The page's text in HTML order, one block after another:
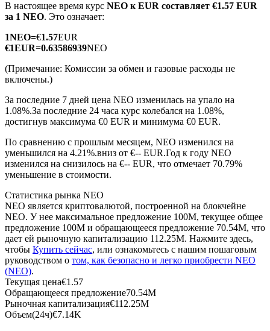
Деривативы на акции, форекс, драгоценные металлы и
Фьючерсы с использованием USDC в качестве
обеспечения
В настоящее время курс NEO к EUR составляет €1.57 EUR
за 1 NEO. Это означает:
1NEO=€1.57EUR
€1EUR=0.63586939NEO
(Примечание: Комиссии за обмен и газовые расходы не
включены.)
За последние 7 дней цена NEO изменилась на упало на
1.08%.За последние 24 часа курс колебался на 1.08%,
достигнув максимума €0 EUR и минимума €0 EUR.
По сравнению с прошлым месяцем, NEO изменился на
уменьшился на 4.21%.вниз от €-- EUR.Год к году NEO
изменился на снизилось на €-- EUR, что отмечает 70.79%
уменьшение в стоимости.
Статистика рынка NEO
NEO является криптовалютой, построенной на блокчейне
NEO. У нее максимальное предложение 100M, текущее общее
предложение 100M и обращающееся предложение 70.54M, что
дает ей рыночную капитализацию 112.25M. Нажмите здесь,
чтобы Купить сейчас, или ознакомьтесь с нашим пошаговым
руководством о том, как безопасно и легко приобрести NEO
(NEO).
Текущая цена€1.57
Обращающееся предложение70.54M
Рыночная капитализация€112.25M
Объем(24ч)€7.14K